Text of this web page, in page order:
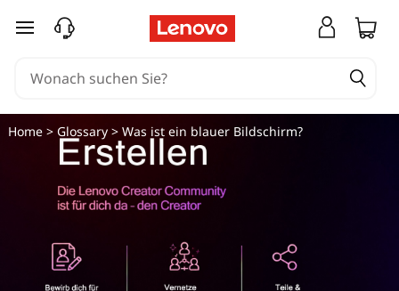
zum Hauptinhalt springen
Home> Glossary> Was ist ein blauer Bildschirm?